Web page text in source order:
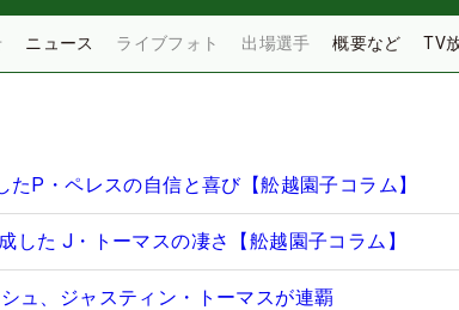
ニュース ライブフォト 出場選手 概要など TV
たP・ペレスの自信と喜び【舩越園子コラム】
した J・トーマスの凄さ【舩越園子コラム】
ュ、ジャスティン・トーマスが連覇